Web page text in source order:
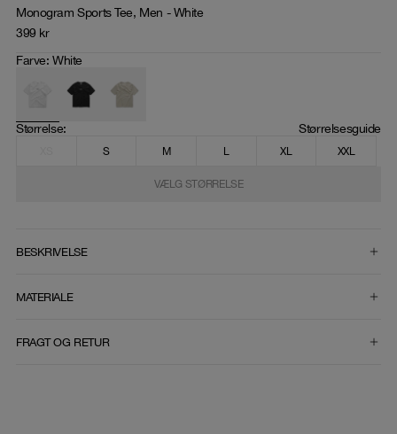
Monogram Sports Tee, Men - White
399 kr
Farve:White
Størrelse: Størrelsesguide
S M L XL XXL
VÆLG STØRRELSE
BESKRIVELSE
MATERIALE
FRAGT OG RETUR